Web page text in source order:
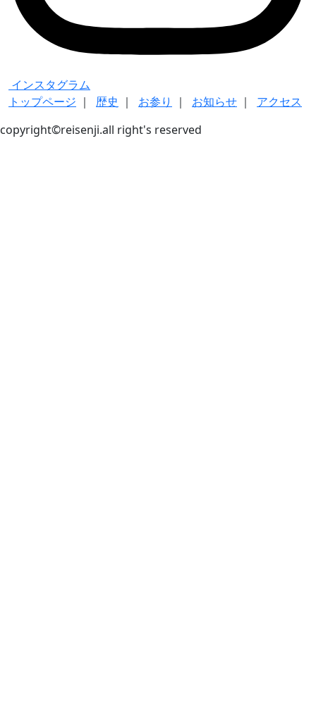
インスタグラム
トップページ ｜ 歴史 ｜ お参り ｜ お知らせ ｜ アクセス
copyright©reisenji.all right's reserved